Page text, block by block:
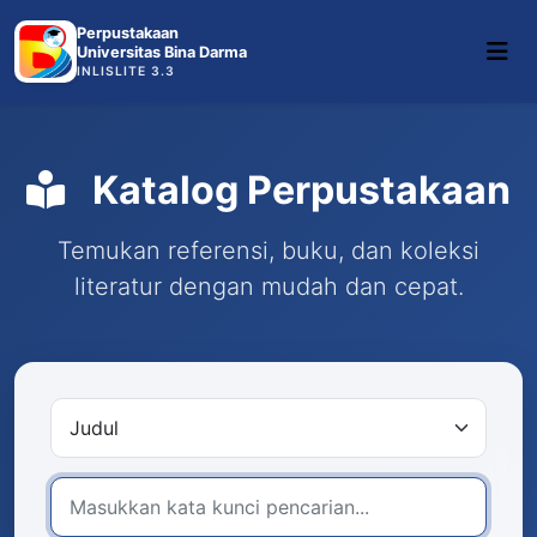
Perpustakaan
Universitas Bina Darma
INLISLITE 3.3
Katalog Perpustakaan
Temukan referensi, buku, dan koleksi
literatur dengan mudah dan cepat.